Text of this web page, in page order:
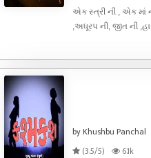
એક સ્ત્રી ની , એક માં
,અધૂરપ ની, જીત ની
by Khushbu Panchal
(3.5/5)
6.1k